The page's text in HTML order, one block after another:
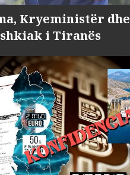
Kryeministër dhe
i Tiranës